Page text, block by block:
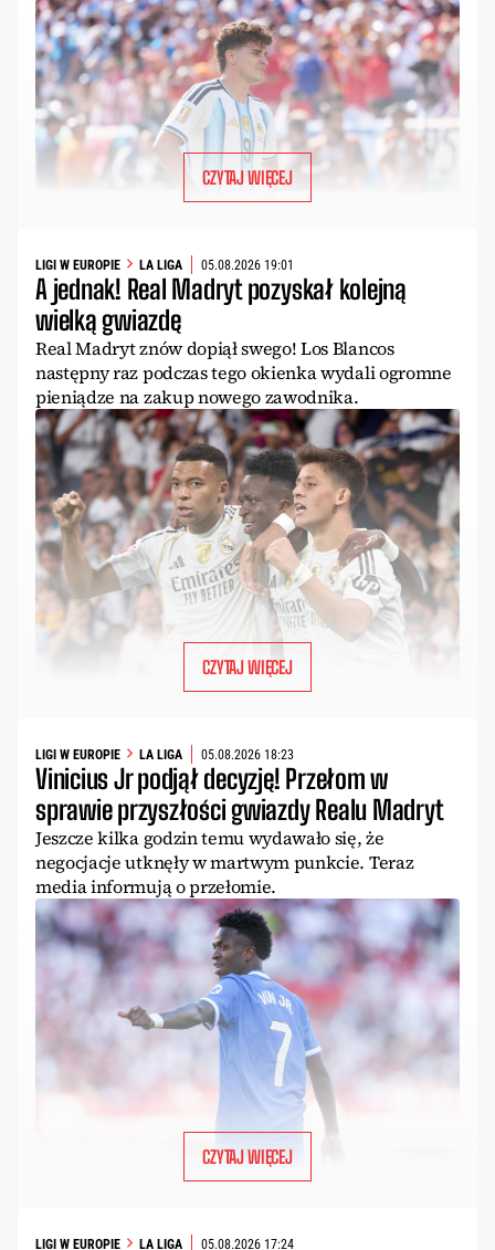
CZYTAJ WIĘCEJ
LIGI W EUROPIE LA LIGA 05.08.2026 19:01
A jednak! Real Madryt pozyskał kolejną
wielką gwiazdę
Real Madryt znów dopiął swego! Los Blancos
następny raz podczas tego okienka wydali ogromne
pieniądze na zakup nowego zawodnika.
CZYTAJ WIĘCEJ
LIGI W EUROPIE LA LIGA 05.08.2026 18:23
Vinicius Jr podjął decyzję! Przełom w
sprawie przyszłości gwiazdy Realu Madryt
Jeszcze kilka godzin temu wydawało się, że
negocjacje utknęły w martwym punkcie. Teraz
media informują o przełomie.
CZYTAJ WIĘCEJ
LIGI W EUROPIE LA LIGA 05.08.2026 17:24